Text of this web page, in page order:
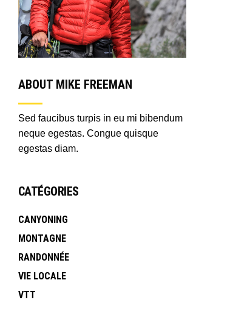
ABOUT MIKE FREEMAN
Sed faucibus turpis in eu mi bibendum
neque egestas. Congue quisque
egestas diam.
CATÉGORIES
CANYONING
MONTAGNE
RANDONNÉE
VIE LOCALE
VTT